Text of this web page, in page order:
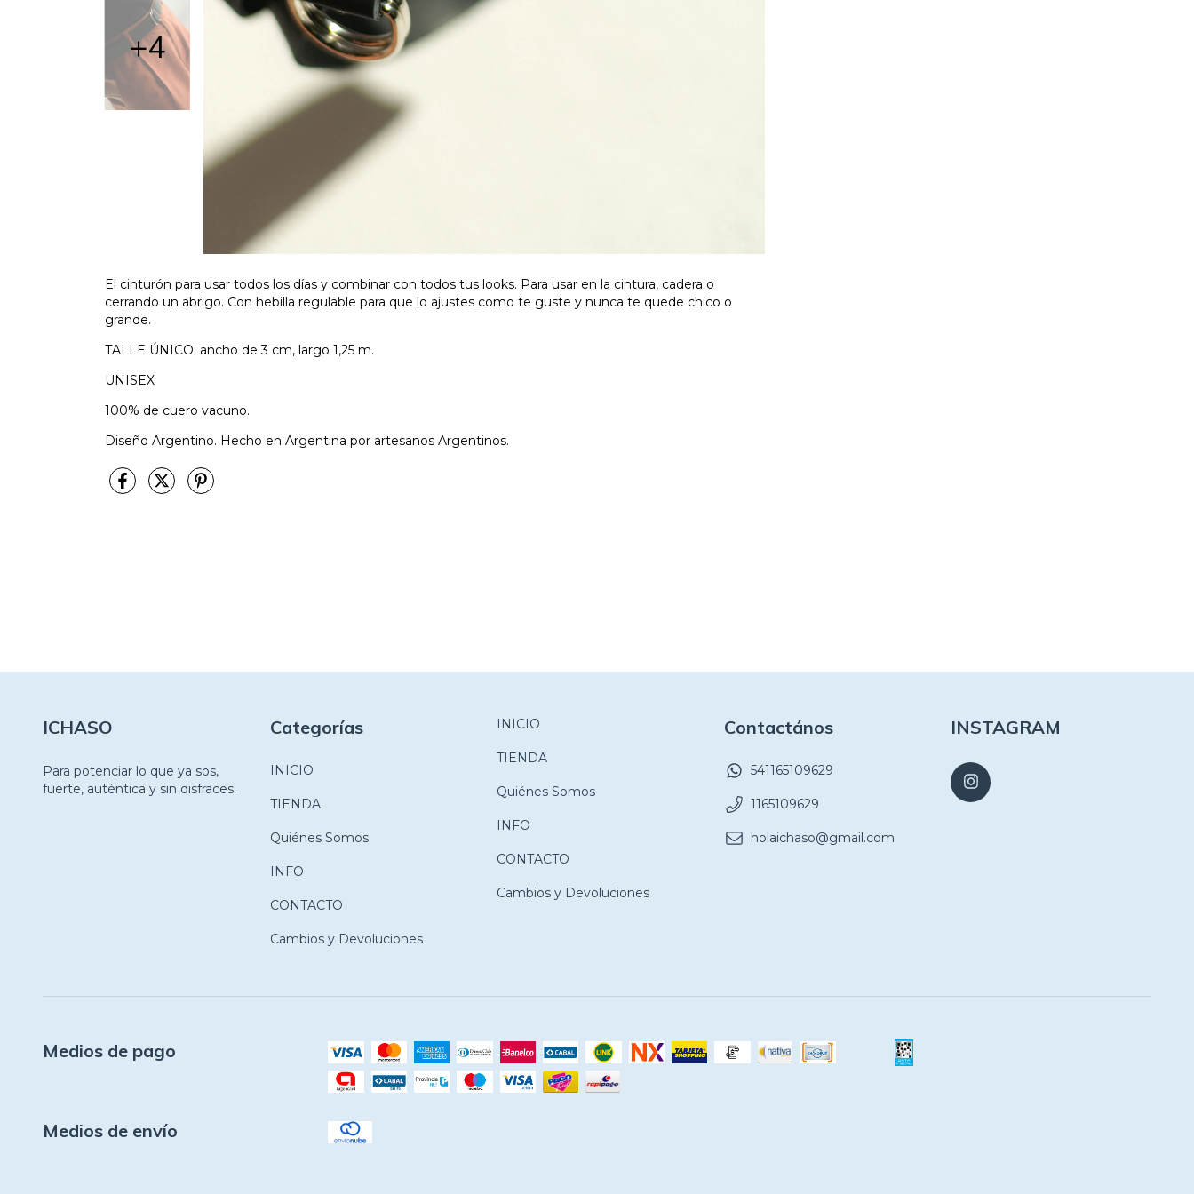
+4
El cinturón para usar todos los días y combinar con todos tus looks. Para usar en la cintura, cadera o
cerrando un abrigo. Con hebilla regulable para que lo ajustes como te guste y nunca te quede chico o
grande.
TALLE ÚNICO: ancho de 3 cm, largo 1,25 m.
UNISEX
100% de cuero vacuno.
Diseño Argentino. Hecho en Argentina por artesanos Argentinos.
ICHASO
Para potenciar lo que ya sos,
fuerte, auténtica y sin disfraces.
Categorías
INICIO
TIENDA
Quiénes Somos
INFO
CONTACTO
Cambios y Devoluciones
INICIO
TIENDA
Quiénes Somos
INFO
CONTACTO
Cambios y Devoluciones
Contactános
541165109629
1165109629
holaichaso@gmail.com
INSTAGRAM
Medios de pago
Medios de envío